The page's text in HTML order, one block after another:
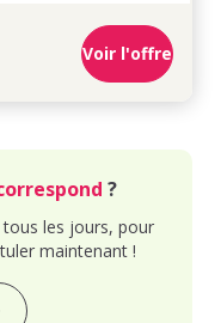
Voir l'offre
?
les jours, pour
maintenant !